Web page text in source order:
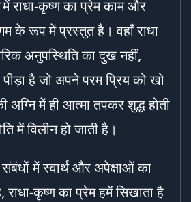
में राधा-कृष्ण का प्रेम काम और
के रूप में प्रस्तुत है। वहाँ राधा
अनुपस्थिति का दुख नहीं,
है जो अपने परम प्रिय को खो
अग्नि में ही आत्मा तपकर शुद्ध होती
में विलीन हो जाती है।
में स्वार्थ और अपेक्षाओं का
राधा-कृष्ण का प्रेम हमें सिखाता है